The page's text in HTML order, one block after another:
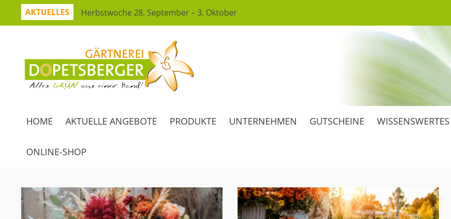
AKTUELLES
Herbstwoche 28. September – 3. Oktober
Herbstzeit ist Pflanzzeit!
Jetzt sparen mit unserer App
Hitzeresistente Pflanzen für unsere Gärten
Virtueller Rundgang in der Erlebnisgärtnerei
So bleibt Ihr grünes Paradies gesund und schön
Workshop Herbststrauß
HOME AKTUELLE ANGEBOTE PRODUKTE UNTERNEHMEN GUTSCHEINE WISSENSWERTES
ONLINE-SHOP